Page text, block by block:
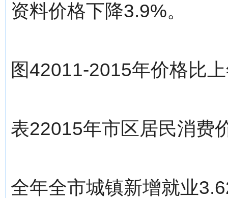
资料价格下降3.9%。
图42011-2015年价格比
表22015年市区居民消费
全年全市城镇新增就业